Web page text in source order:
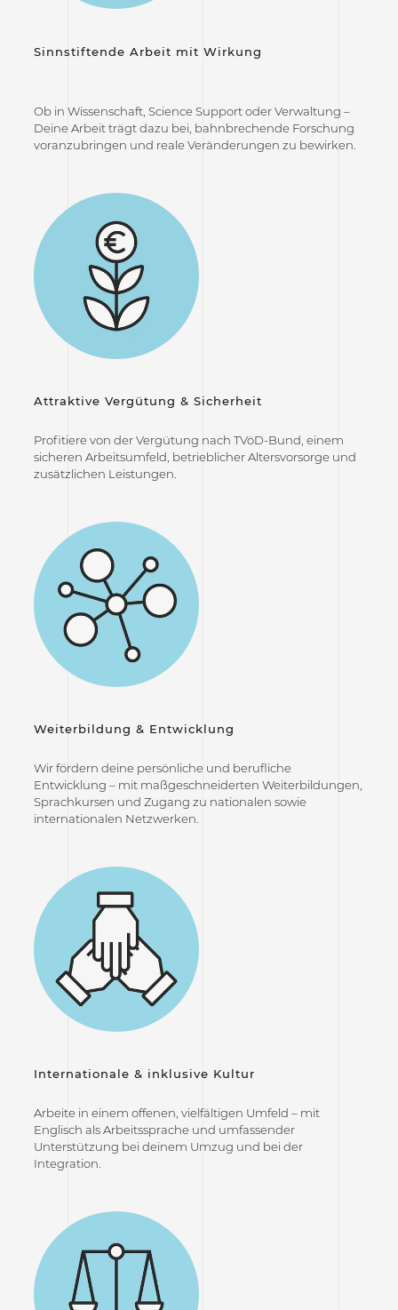
Sinnstiftende Arbeit mit Wirkung
Ob in Wissenschaft, Science Support oder Verwaltung –
Deine Arbeit trägt dazu bei, bahnbrechende Forschung
voranzubringen und reale Veränderungen zu bewirken.
Attraktive Vergütung & Sicherheit
Profitiere von der Vergütung nach TVöD-Bund, einem
sicheren Arbeitsumfeld, betrieblicher Altersvorsorge und
zusätzlichen Leistungen.
Weiterbildung & Entwicklung
Wir fördern deine persönliche und berufliche
Entwicklung – mit maßgeschneiderten Weiterbildungen,
Sprachkursen und Zugang zu nationalen sowie
internationalen Netzwerken.
Internationale & inklusive Kultur
Arbeite in einem offenen, vielfältigen Umfeld – mit
Englisch als Arbeitssprache und umfassender
Unterstützung bei deinem Umzug und bei der
Integration.